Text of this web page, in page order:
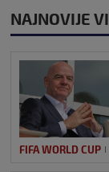
NAJNOVIJE
FIFA WORLD CUP